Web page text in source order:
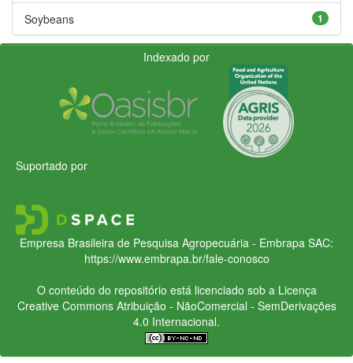
1
Soybeans
Indexado por
Suportado por
Empresa Brasileira de Pesquisa Agropecuária - Embrapa SAC:
https://www.embrapa.br/fale-conosco
O conteúdo do repositório está licenciado sob a Licença
Creative CommonsAtribuição - NãoComercial - SemDerivações
4.0 Internacional.